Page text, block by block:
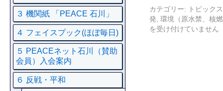
カテゴリー:
トピックス
発 環境（原水禁、核
を受け付けていません
３ 機関紙 「PEACE 石川」
４ フェイスプック(ほぼ毎日)
５ PEACEネット石川（賛助
会員）入会案内
６ 反戦・平和